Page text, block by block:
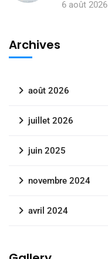
6 août 2026
Archives
août 2026
juillet 2026
juin 2025
novembre 2024
avril 2024